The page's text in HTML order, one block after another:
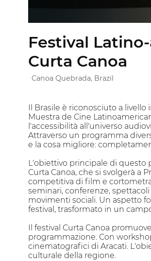
Festival
Curta Canoa
Canoa Quebrada, Brazil
Il Brasile è riconosciuto a
Muestra de Cine
l'accessibilità all'universo
Attraverso un programma
e la cosa migliore:
L'obiettivo principale di questo
Curta Canoa, che si svolgerà a
competitiva di film e
seminari, conferenze,
movimenti sociali. Un aspetto
festival, trasformato in un
Il festival Curta Canoa
programmazione. Con
cinematografici di Aracati.
culturale della regione.